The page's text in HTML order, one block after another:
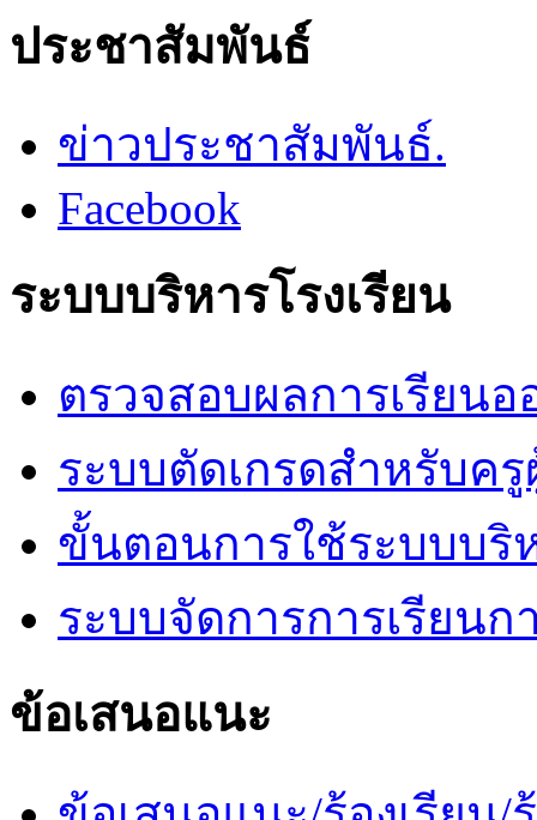
ประชาสัมพันธ์
ข่าวประชาสัมพันธ์.
Facebook
ระบบบริหารโรงเรียน
ตรวจสอบผลการเรียน
ระบบตัดเกรดสำหรับค
ขั้นตอนการใช้ระบบบริ
ระบบจัดการการเรียน
ข้อเสนอแนะ